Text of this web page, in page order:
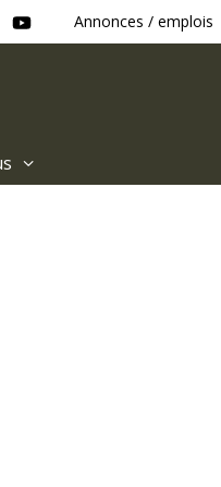
Annonces / emplois